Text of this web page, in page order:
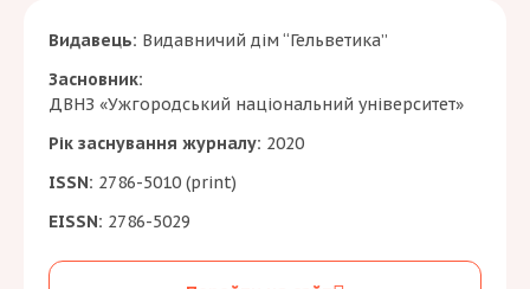
Видавець: Видавничий дім “Гельветика”
Засновник:
ДВНЗ «Ужгородський національний університет»
Рік заснування журналу: 2020
ISSN: 2786-5010 (print)
EISSN: 2786-5029
виконаних ними одноосібно (без
співавторів), за умови відповідності
матеріалів вимогам видання та принципам
академічної доброчесності.
Разом зі статтею здобувачі третього рівня
вищої освіти (аспіранти) бюджетної форми
навчання подають довідку з відділу
аспірантури, що підтверджує їх навчання за